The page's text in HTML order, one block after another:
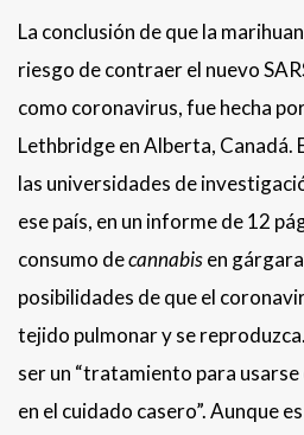
La conclusión de que la
riesgo de contraer el nuevo
como coronavirus, fue hecha
Lethbridge en Alberta, Canadá.
las universidades de
ese país, en un informe de 12
consumo decannabisen
posibilidades de que el
tejido pulmonar y se
ser un “tratamiento para
en el cuidado casero”. Aunque